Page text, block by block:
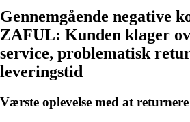
Gennemgående negative
ZAFUL: Kunden klager
service, problematisk
leveringstid
Værste oplevelse med at